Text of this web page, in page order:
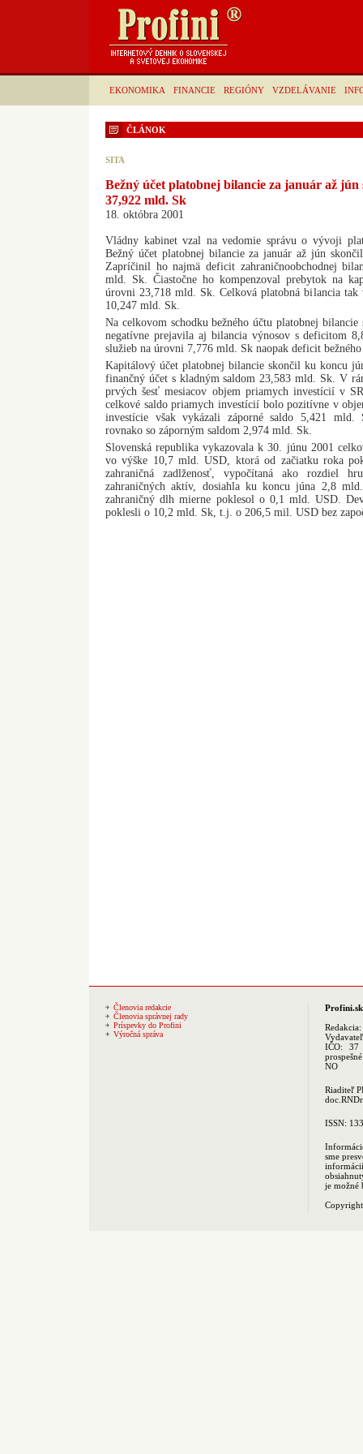
EKONOMIKA FINANCIE REGIÓNY VZDELÁVANIE
ČLÁNOK
SITA
Bežný účet platobnej bilancie za január až jún
37,922 mld. Sk
18. októbra 2001
Vládny kabinet vzal na vedomie správu o vývoji
Bežný účet platobnej bilancie za január až jún
Zapríčinil ho najmä deficit zahraničnoobchodnej
mld. Sk. Čiastočne ho kompenzoval prebytok na
úrovni 23,718 mld. Sk. Celková platobná bilancia tak
10,247 mld. Sk.
Na celkovom schodku bežného účtu platobnej bilancie
negatívne prejavila aj bilancia výnosov s deficitom
služieb na úrovni 7,776 mld. Sk naopak deficit
Kapitálový účet platobnej bilancie skončil ku koncu
finančný účet s kladným saldom 23,583 mld. Sk. V
prvých šesť mesiacov objem priamych investícií v
celkové saldo priamych investícií bolo pozitívne v
investície však vykázali záporné saldo 5,421 mld.
rovnako so záporným saldom 2,974 mld. Sk.
Slovenská republika vykazovala k 30. júnu 2001
vo výške 10,7 mld. USD, ktorá od začiatku roka
zahraničná zadlženosť, vypočítaná ako rozdiel
zahraničných aktív, dosiahla ku koncu júna 2,8
zahraničný dlh mierne poklesol o 0,1 mld. USD.
poklesli o 10,2 mld. Sk, t.j. o 206,5 mil. USD bez
Členovia redakcie
Členovia správnej rady
Príspevky do Profini
Výročná správa
Profini.sk
Redakcia:
IČO: 37
NO
Riaditeľ
ISSN:
sme
je možné